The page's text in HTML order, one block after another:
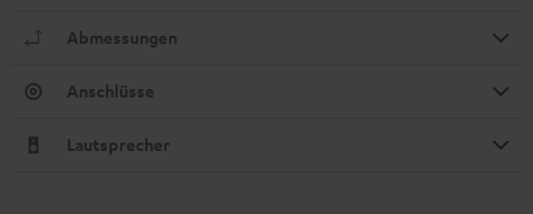
Abmessungen
Anschlüsse
Lautsprecher